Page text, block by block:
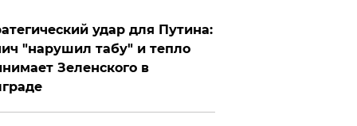
удар для Путина:
"нарушил табу" и тепло
Зеленского в